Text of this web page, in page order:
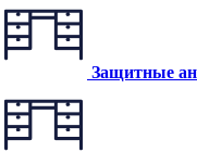
Защитные